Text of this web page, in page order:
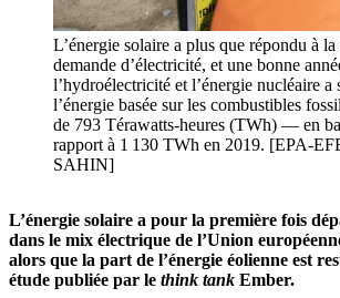
L’énergie solaire a plus que répondu à
demande d’électricité, et une bonne
l’hydroélectricité et l’énergie nucléaire a
l’énergie basée sur les combustibles
de 793 Térawatts-heures (TWh) — en
rapport à 1 130 TWh en 2019. [EPA-
SAHIN]
L’énergie solaire a pour la première fois
dans le mix électrique de l’Union
alors que la part de l’énergie éolienne est
étude publiée par le think tank Ember.